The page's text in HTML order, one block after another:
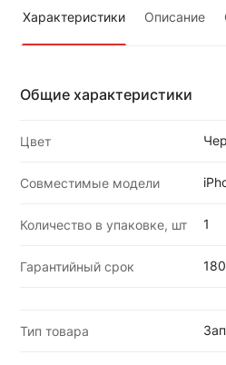
Характеристики Описание
Общие характеристики
Цвет
Совместимые модели
Количество в упаковке, шт 1
Гарантийный срок
Тип товара